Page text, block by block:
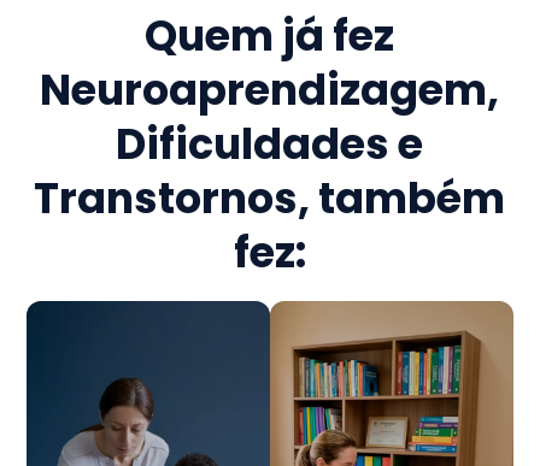
Quem já fez
Neuroaprendizagem,
Dificuldades e
Transtornos, também
fez: